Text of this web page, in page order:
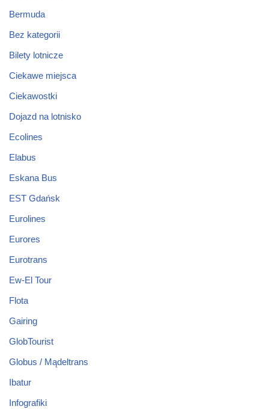
Bermuda
Bez kategorii
Bilety lotnicze
Ciekawe miejsca
Ciekawostki
Dojazd na lotnisko
Ecolines
Elabus
Eskana Bus
EST Gdańsk
Eurolines
Eurores
Eurotrans
Ew-El Tour
Flota
Gairing
GlobTourist
Globus / Mądeltrans
Ibatur
Infografiki